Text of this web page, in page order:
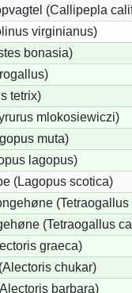
(Callipepla
virginianus)
bonasia)
tetrix)
mlokosiewiczi)
muta)
lagopus)
(Lagopus scotica)
(Tetraogallus
graeca)
chukar)
barbara)